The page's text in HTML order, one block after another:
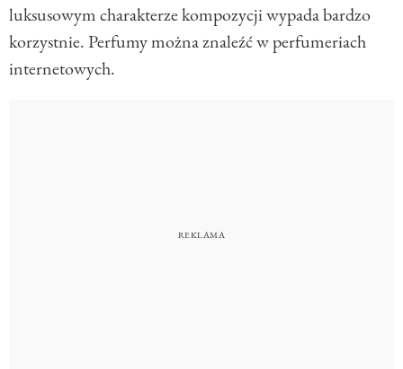
luksusowym charakterze kompozycji wypada bardzo
korzystnie. Perfumy można znaleźć w perfumeriach
internetowych.